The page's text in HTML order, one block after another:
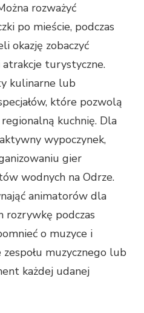
rozważyć
po mieście, podczas
okazję zobaczyć
atrakcje turystyczne.
kulinarne lub
które pozwolą
kuchnię. Dla
wypoczynek,
gier
wodnych na Odrze.
animatorów dla
rozrywkę podczas
o muzyce i
muzycznego lub
każdej udanej